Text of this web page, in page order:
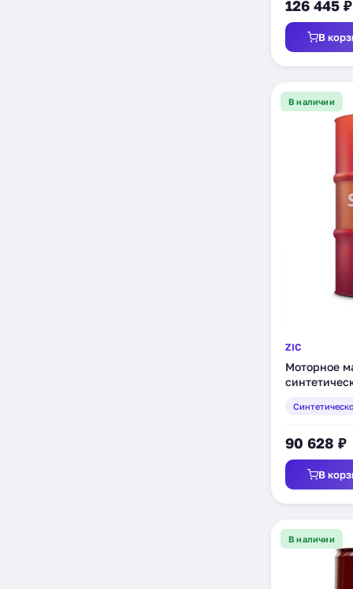
126 445 ₽
В
В наличии
ZIC
Моторное
90 628 ₽
В
В наличии